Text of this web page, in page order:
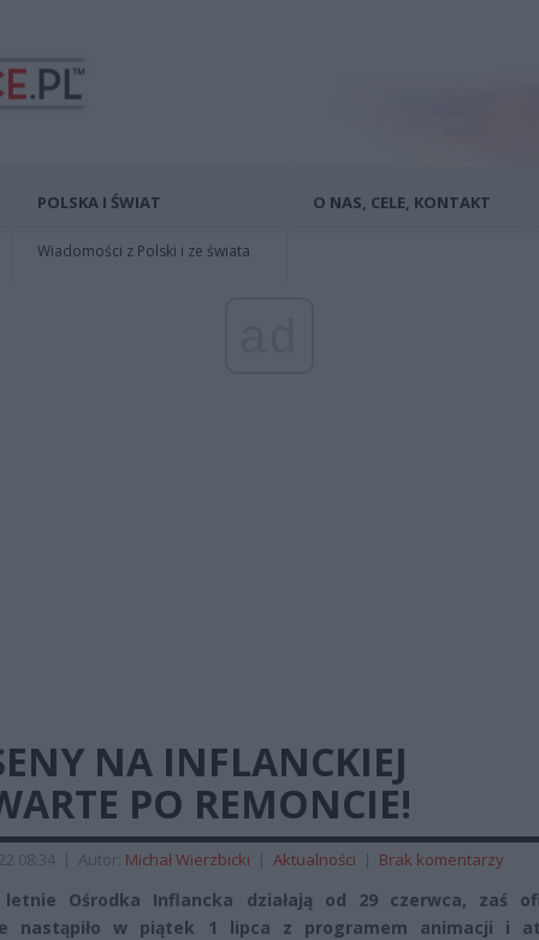
POLSKA I ŚWIAT
Wiadomości z Polski i ze świata
O NAS, CELE, KONTAKT
NA INFLANCKIEJ
PO REMONCIE!
08:34 | Autor: Michał Wierzbicki | Aktualności | Brak komentarzy
letnie Ośrodka Inflancka działają od 29 czerwca, zaś
nastąpiło w piątek 1 lipca z programem animacji i